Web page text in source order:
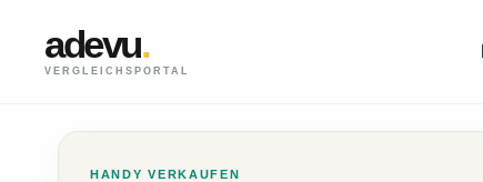
adevu.
VERGLEICHSPORTAL
HANDY VERKAUFEN